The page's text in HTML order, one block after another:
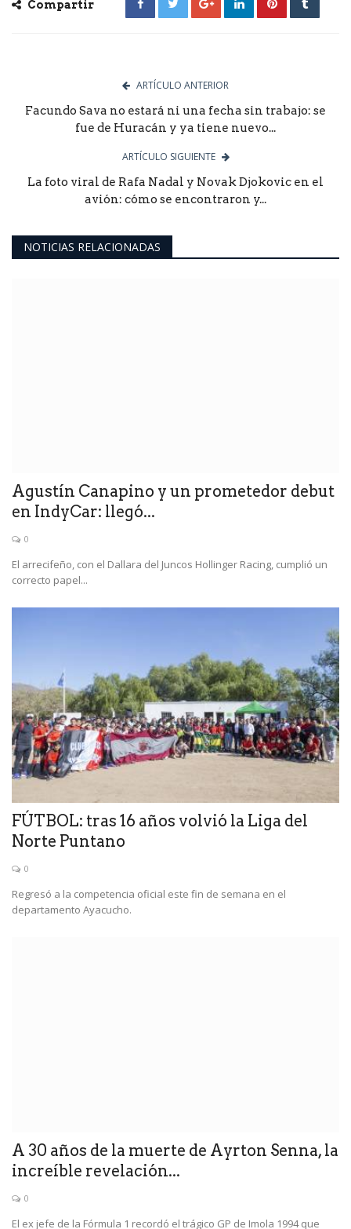
Compartir
ARTÍCULO ANTERIOR
Facundo Sava no estará ni una fecha sin trabajo: se
fue de Huracán y ya tiene nuevo...
ARTÍCULO SIGUIENTE
La foto viral de Rafa Nadal y Novak Djokovic en el
avión: cómo se encontraron y...
NOTICIAS RELACIONADAS
Agustín Canapino y un prometedor debut
en IndyCar: llegó...
0
El arrecifeño, con el Dallara del Juncos Hollinger Racing, cumplió un
correcto papel...
FÚTBOL: tras 16 años volvió la Liga del
Norte Puntano
0
Regresó a la competencia oficial este fin de semana en el
departamento Ayacucho.
A 30 años de la muerte de Ayrton Senna, la
increíble revelación...
0
El ex jefe de la Fórmula 1 recordó el trágico GP de Imola 1994 que